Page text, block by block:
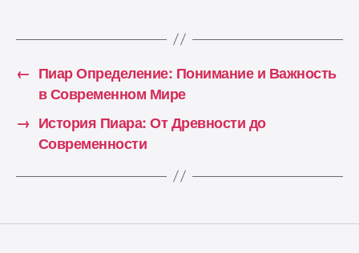
← Пиар Определение: Понимание и Важность
в Современном Мире
→ История Пиара: От Древности до
Современности